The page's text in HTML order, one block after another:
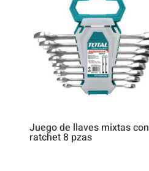
Juego de llaves mixtas con
ratchet 8 pzas